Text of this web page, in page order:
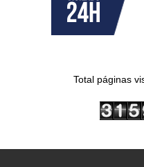
Total páginas